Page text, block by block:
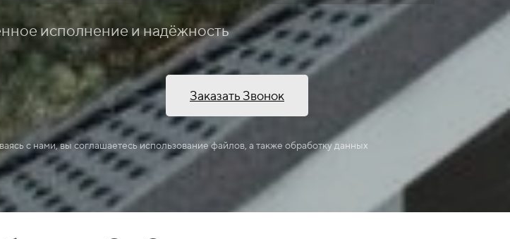
исполнение и надёжность
Заказать Звонок
с нами, вы соглашаетесь использование файлов, а также обработку данных